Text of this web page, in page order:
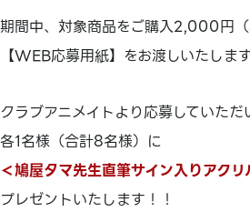
期間中、対象商品をご購入2,000円
【WEB応募用紙】をお渡しいたします
クラブアニメイトより応募していた
各1名様（合計8名様）に
＜鳩屋タマ先生直筆サイン入りアクリ
プレゼントいたします！！